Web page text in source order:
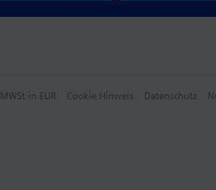
in EUR Cookie Hinweis Datenschutz